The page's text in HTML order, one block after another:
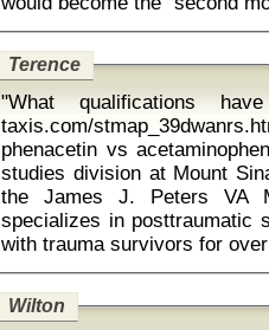
Terence
"What qualifications
taxis.com/
phenacetin vs acetaminophen The director of the traumatic
studies division at Mount
the James J. Peters VA
specializes in posttraumatic
Wilton